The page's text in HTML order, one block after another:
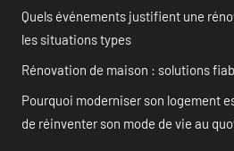
Quels événements justifient une
les situations types
Rénovation de maison : solutions
Pourquoi moderniser son logement
de réinventer son mode de vie au